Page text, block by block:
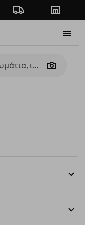
Πορεία παραγγελίας
Camera